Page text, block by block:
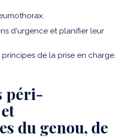
d'urgence et planifier leur
de la prise en charge.
péri-
du genou, de